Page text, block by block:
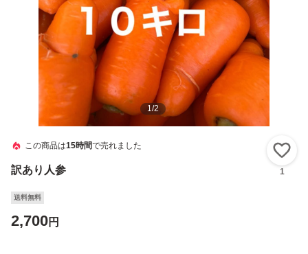
1/2
この商品は15時間で売れました
訳あり人参 1
送料無料
2,700円